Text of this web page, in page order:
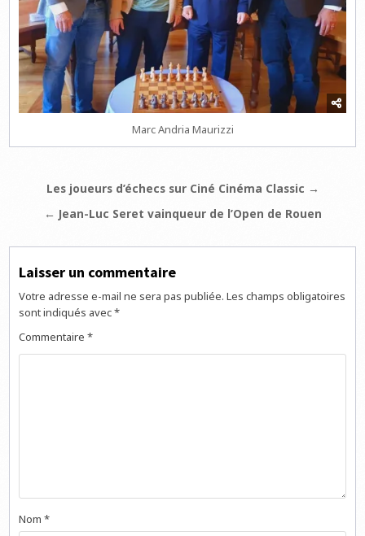
Marc Andria Maurizzi
Navigation
Les joueurs d’échecs sur Ciné Cinéma Classic →
← Jean-Luc Seret vainqueur de l’Open de Rouen
Laisser un commentaire
Votre adresse e-mail ne sera pas publiée. Les champs obligatoires
sont indiqués avec*
Commentaire*
Nom*